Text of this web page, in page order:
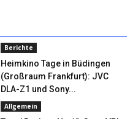
Berichte
Heimkino Tage in Büdingen
(Großraum Frankfurt): JVC
DLA-Z1 und Sony...
Allgemein